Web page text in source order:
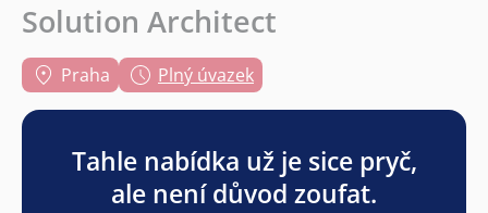
Solution Architect
Praha Plný úvazek
Tahle nabídka už je sice pryč,
ale není důvod zoufat.